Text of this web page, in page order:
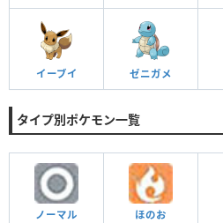
イーブイ ゼニガメ
タイプ別ポケモン一覧
ノーマル ほのお